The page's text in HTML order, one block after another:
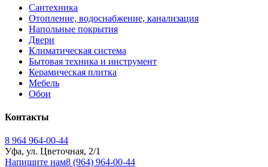
Сантехника
Отопление, водоснабжение, канализация
Напольные покрытия
Двери
Климатическая система
Бытовая техника и инструмент
Керамическая плитка
Мебель
Обои
Контакты
8 964 964-00-44
Уфа, ул. Цветочная, 2/1
Напишите нам8 (964) 964-00-44